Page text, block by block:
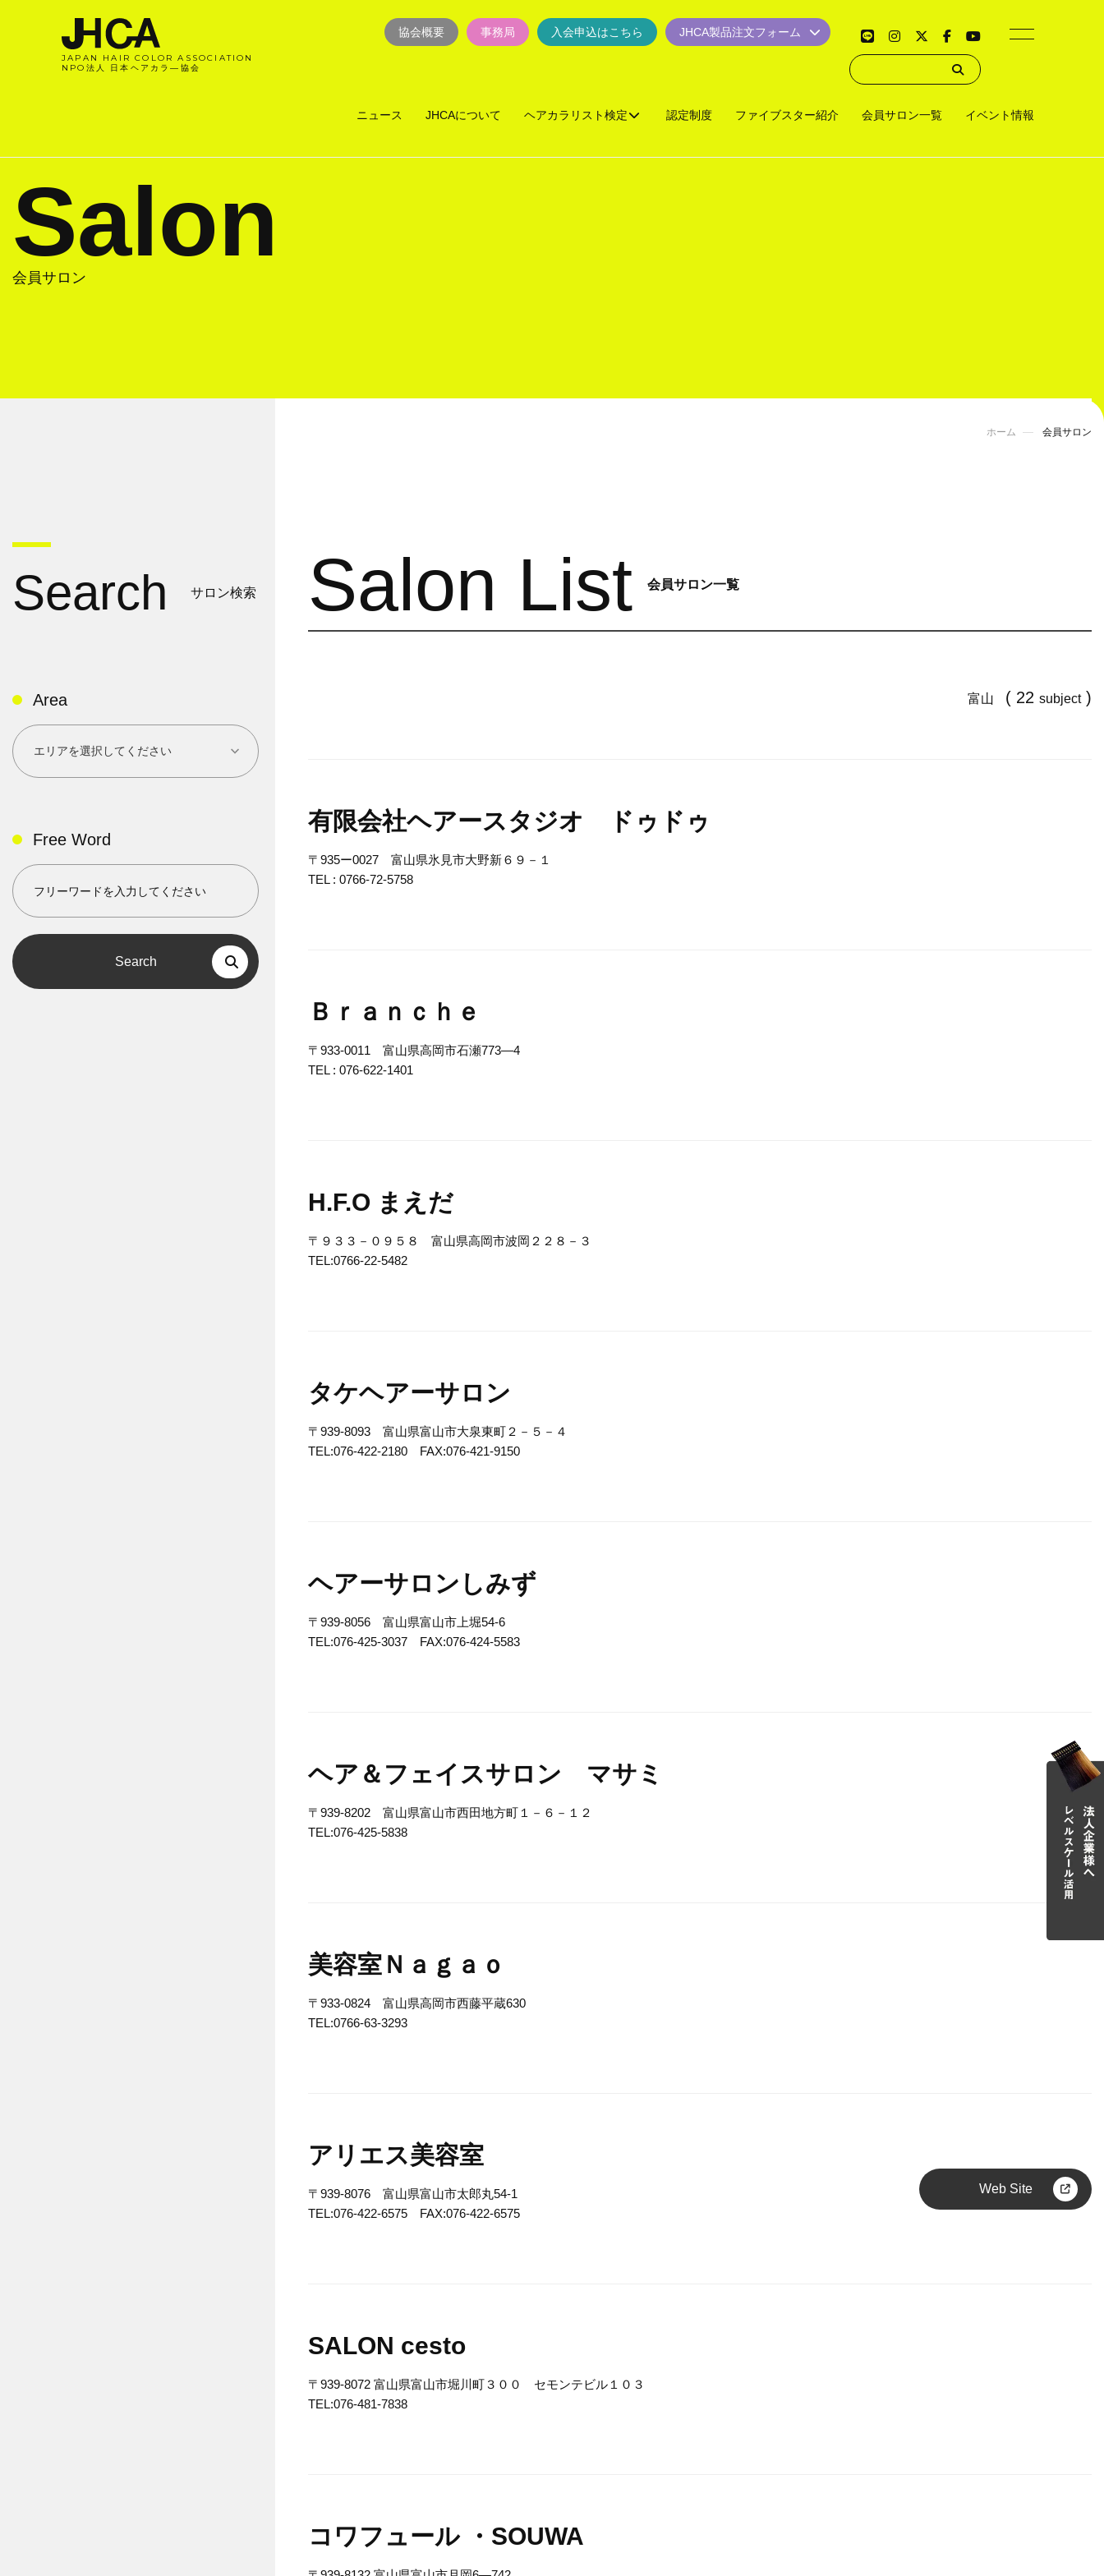
JAPAN HAIR COLOR ASSOCIATION
NPO法人 日本ヘアカラ―協会
協会概要 事務局 入会申込はこちら JHCA製品注文フォーム
ニュース JHCAについて ヘアカラリスト検定 認定制度 ファイブスター紹介 会員サロン一覧 イベント情報
Salon
会員サロン
ホーム 会員サロン
Salon List 会員サロン一覧
富山 ( 22 subject)
有限会社ヘアースタジオ ドゥドゥ
〒935ー0027 富山県氷見市大野新６９－１
TEL : 0766-72-5758
Ｂｒａｎｃｈｅ
〒933-0011 富山県高岡市石瀬773―4
TEL : 076-622-1401
H.F.O まえだ
〒９３３－０９５８ 富山県高岡市波岡２２８－３
TEL:0766-22-5482
タケヘアーサロン
〒939-8093 富山県富山市大泉東町２－５－４
TEL:076-422-2180 FAX:076-421-9150
ヘアーサロンしみず
〒939-8056 富山県富山市上堀54-6
TEL:076-425-3037 FAX:076-424-5583
ヘア＆フェイスサロン マサミ
〒939-8202 富山県富山市西田地方町１－６－１２
TEL:076-425-5838
美容室Ｎａｇａｏ
〒933-0824 富山県高岡市西藤平蔵630
TEL:0766-63-3293
アリエス美容室
〒939-8076 富山県富山市太郎丸54-1
TEL:076-422-6575 FAX:076-422-6575
Web Site
SALON cesto
〒939-8072 富山県富山市堀川町３００ セモンテビル１０３
TEL:076-481-7838
コワフュール ・SOUWA
Search サロン検索
Area
Free Word
Search